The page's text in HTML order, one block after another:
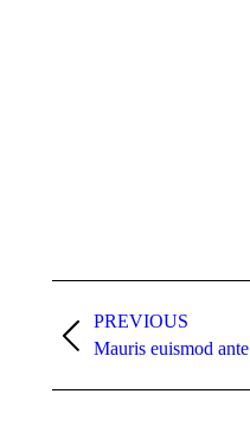
entre
proyectos
PREVIOUS
Proyecto
Mauris euismod ante